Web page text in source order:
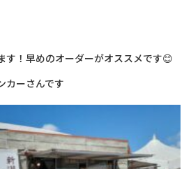
す！早めのオーダーがオススメです😊
カーさんです